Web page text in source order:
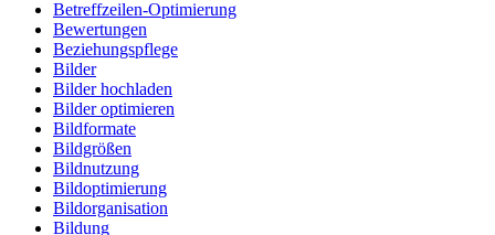
Betreffzeilen-Optimierung
Bewertungen
Beziehungspflege
Bilder
Bilder hochladen
Bilder optimieren
Bildformate
Bildgrößen
Bildnutzung
Bildoptimierung
Bildorganisation
Bildung